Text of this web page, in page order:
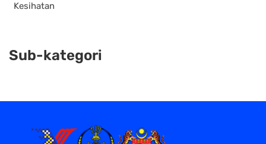
Kesihatan
Sub-kategori